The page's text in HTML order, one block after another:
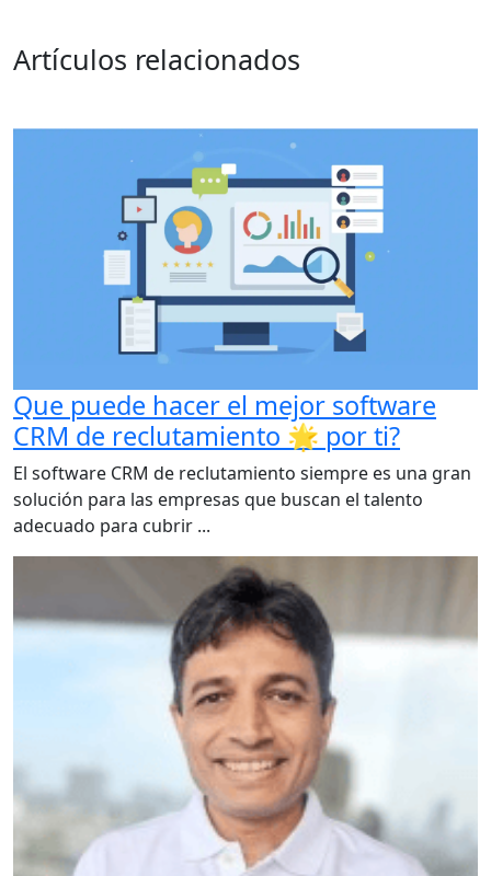
Artículos relacionados
Que puede hacer el mejor software
CRM de reclutamiento 🌟 por ti?
El software CRM de reclutamiento siempre es una gran
solución para las empresas que buscan el talento
adecuado para cubrir ...